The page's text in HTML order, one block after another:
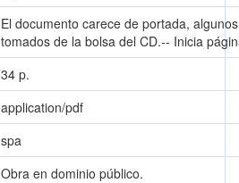
El documento carece de portada,
tomados de la bolsa del CD.-- Inicia
34 p.
application/pdf
spa
Obra en dominio público.